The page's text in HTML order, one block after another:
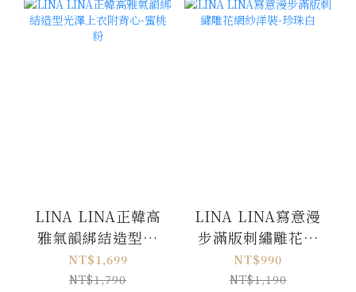
LINA LINA正韓高
雅氣韻綁結造型光
澤上衣附背心-蜜桃
粉
NT$1,699
NT$1,790
LINA LINA寫意漫
步滿版刺繡雕花網
紗洋裝-珍珠白
NT$990
NT$1,190